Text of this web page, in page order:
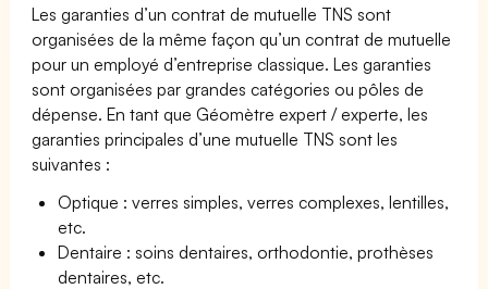
Les garanties d’un contrat de mutuelle TNS sont
organisées de la même façon qu’un contrat de mutuelle
pour un employé d’entreprise classique. Les garanties
sont organisées par grandes catégories ou pôles de
dépense. En tant que Géomètre expert / experte, les
garanties principales d’une mutuelle TNS sont les
suivantes :
Optique : verres simples, verres complexes, lentilles,
etc.
Dentaire : soins dentaires, orthodontie, prothèses
dentaires, etc.